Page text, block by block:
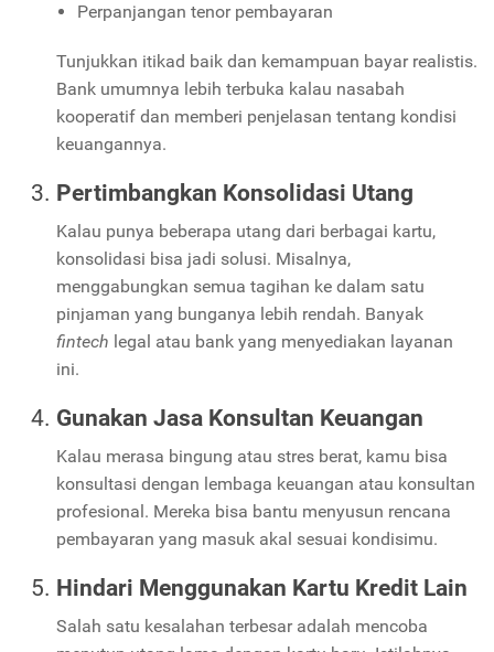
Perpanjangan tenor pembayaran
Tunjukkan itikad baik dan kemampuan bayar realistis.
Bank umumnya lebih terbuka kalau nasabah
kooperatif dan memberi penjelasan tentang kondisi
keuangannya.
Pertimbangkan Konsolidasi Utang
Kalau punya beberapa utang dari berbagai kartu,
konsolidasi bisa jadi solusi. Misalnya,
menggabungkan semua tagihan ke dalam satu
pinjaman yang bunganya lebih rendah. Banyak
fintech legal atau bank yang menyediakan layanan
ini.
Gunakan Jasa Konsultan Keuangan
Kalau merasa bingung atau stres berat, kamu bisa
konsultasi dengan lembaga keuangan atau konsultan
profesional. Mereka bisa bantu menyusun rencana
pembayaran yang masuk akal sesuai kondisimu.
Hindari Menggunakan Kartu Kredit Lain
Salah satu kesalahan terbesar adalah mencoba